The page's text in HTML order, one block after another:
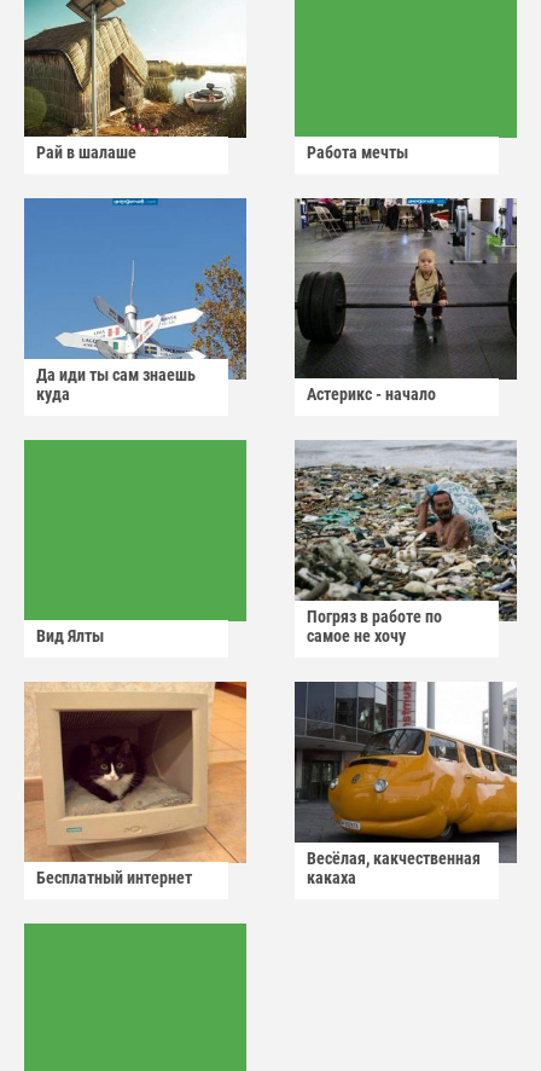
Рай в шалаше Работа мечты
Да иди ты сам знаешь
куда
Астерикс - начало
Вид Ялты
Погряз в работе по
самое не хочу
Бесплатный интернет
Весёлая, какчественная
какаха